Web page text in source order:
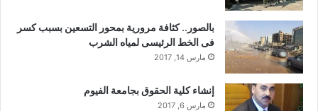
بالصور.. كثافة مرورية بمحور التسعين بسبب كسر
فى الخط الرئيسى لمياه الشرب
مارس 14, 2017
إنشاء كلية الحقوق بجامعة الفيوم
مارس 6, 2017